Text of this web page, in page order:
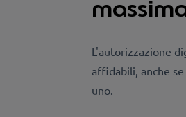
L'autorizzazione
affidabili, anche
uno.